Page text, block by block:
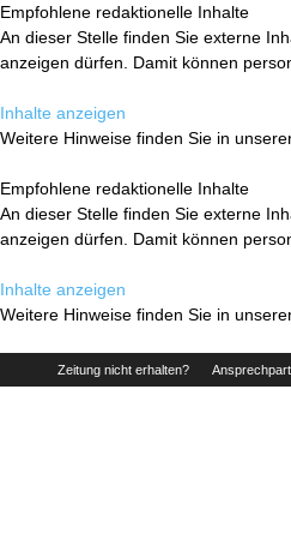
Empfohlene redaktionelle Inhalte
An dieser Stelle finden Sie externe
anzeigen dürfen. Damit können
Inhalte anzeigen
Weitere Hinweise finden Sie in
Empfohlene redaktionelle Inhalte
An dieser Stelle finden Sie externe
anzeigen dürfen. Damit können
Inhalte anzeigen
Weitere Hinweise finden Sie in
Zeitung nicht erhalten?